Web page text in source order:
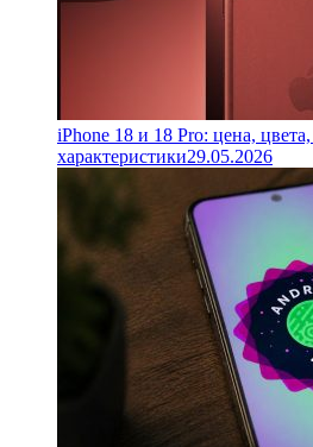
iPhone 18 и 18 Pro: цена,
характеристики29.05.2026